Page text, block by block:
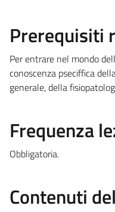
Prerequisiti
Per entrare nel mondo
conoscenza pseciffica
generale, della
Frequenza
Obbligatoria.
Contenuti